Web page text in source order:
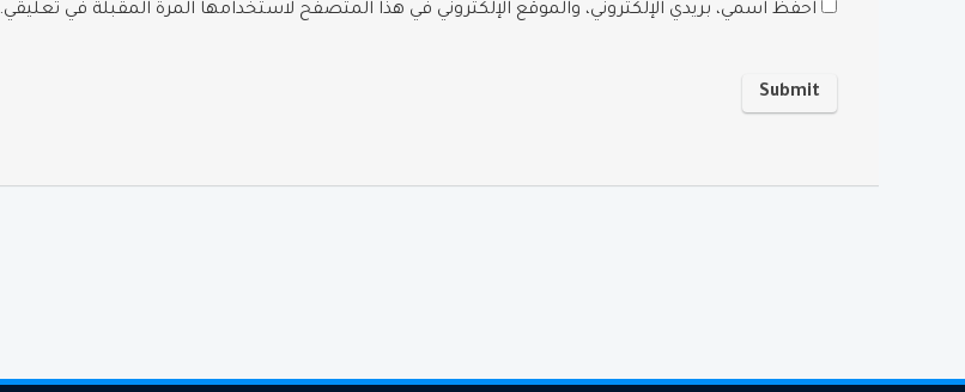
احفظ اسمي، بريدي الإلكتروني، والموقع الإلكتروني في هذا المتصفح لاستخدامها المرة المقبلة في تعليقي.